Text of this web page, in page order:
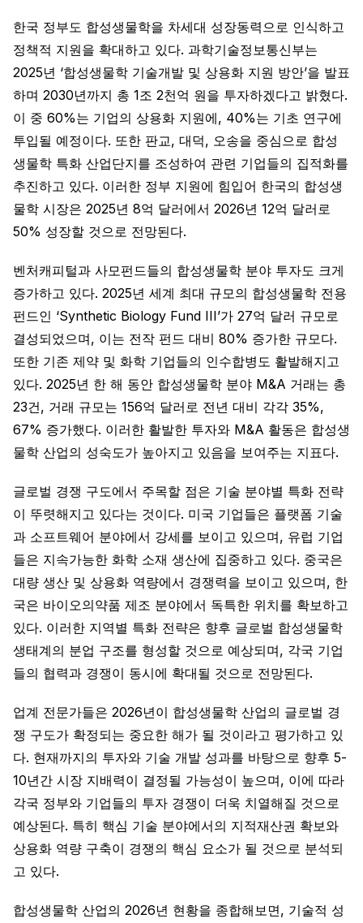
한국 정부도 합성생물학을 차세대 성장동력으로 인식하고
정책적 지원을 확대하고 있다. 과학기술정보통신부는
2025년 ‘합성생물학 기술개발 및 상용화 지원 방안’을 발표
하며 2030년까지 총 1조 2천억 원을 투자하겠다고 밝혔다.
이 중 60%는 기업의 상용화 지원에, 40%는 기초 연구에
투입될 예정이다. 또한 판교, 대덕, 오송을 중심으로 합성
생물학 특화 산업단지를 조성하여 관련 기업들의 집적화를
추진하고 있다. 이러한 정부 지원에 힘입어 한국의 합성생
물학 시장은 2025년 8억 달러에서 2026년 12억 달러로
50% 성장할 것으로 전망된다.
벤처캐피털과 사모펀드들의 합성생물학 분야 투자도 크게
증가하고 있다. 2025년 세계 최대 규모의 합성생물학 전용
펀드인 ‘Synthetic Biology Fund III’가 27억 달러 규모로
결성되었으며, 이는 전작 펀드 대비 80% 증가한 규모다.
또한 기존 제약 및 화학 기업들의 인수합병도 활발해지고
있다. 2025년 한 해 동안 합성생물학 분야 M&A 거래는 총
23건, 거래 규모는 156억 달러로 전년 대비 각각 35%,
67% 증가했다. 이러한 활발한 투자와 M&A 활동은 합성생
물학 산업의 성숙도가 높아지고 있음을 보여주는 지표다.
글로벌 경쟁 구도에서 주목할 점은 기술 분야별 특화 전략
이 뚜렷해지고 있다는 것이다. 미국 기업들은 플랫폼 기술
과 소프트웨어 분야에서 강세를 보이고 있으며, 유럽 기업
들은 지속가능한 화학 소재 생산에 집중하고 있다. 중국은
대량 생산 및 상용화 역량에서 경쟁력을 보이고 있으며, 한
국은 바이오의약품 제조 분야에서 독특한 위치를 확보하고
있다. 이러한 지역별 특화 전략은 향후 글로벌 합성생물학
생태계의 분업 구조를 형성할 것으로 예상되며, 각국 기업
들의 협력과 경쟁이 동시에 확대될 것으로 전망된다.
업계 전문가들은 2026년이 합성생물학 산업의 글로벌 경
쟁 구도가 확정되는 중요한 해가 될 것이라고 평가하고 있
다. 현재까지의 투자와 기술 개발 성과를 바탕으로 향후 5-
10년간 시장 지배력이 결정될 가능성이 높으며, 이에 따라
각국 정부와 기업들의 투자 경쟁이 더욱 치열해질 것으로
예상된다. 특히 핵심 기술 분야에서의 지적재산권 확보와
상용화 역량 구축이 경쟁의 핵심 요소가 될 것으로 분석되
고 있다.
합성생물학 산업의 2026년 현황을 종합해보면, 기술적 성